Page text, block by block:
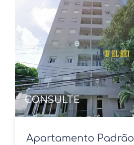
Previous
CONSULTE
Apartamento Padrão